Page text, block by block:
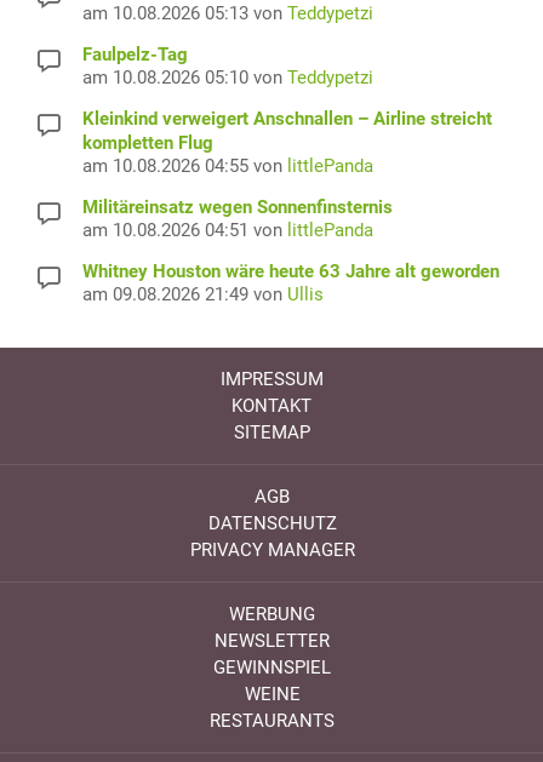
am 10.08.2026 05:13 von Teddypetzi
Faulpelz-Tag
am 10.08.2026 05:10 von Teddypetzi
Kleinkind verweigert Anschnallen – Airline streicht
kompletten Flug
am 10.08.2026 04:55 von littlePanda
Militäreinsatz wegen Sonnenfinsternis
am 10.08.2026 04:51 von littlePanda
Whitney Houston wäre heute 63 Jahre alt geworden
am 09.08.2026 21:49 von Ullis
IMPRESSUM
KONTAKT
SITEMAP
AGB
DATENSCHUTZ
PRIVACY MANAGER
WERBUNG
NEWSLETTER
GEWINNSPIEL
WEINE
RESTAURANTS